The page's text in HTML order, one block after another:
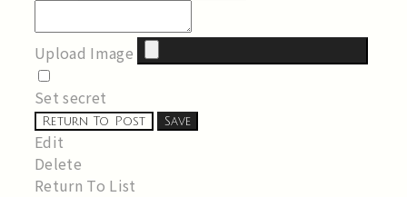
Upload Image
Set secret
Return To Post Save
Edit
Delete
Return To List